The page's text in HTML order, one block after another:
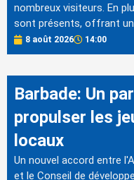
nombreux visiteurs. En
sont présents, offrant
8 août 2026 14:00
Barbade: Un
propulser les
locaux
Un nouvel accord entre
et le Conseil de